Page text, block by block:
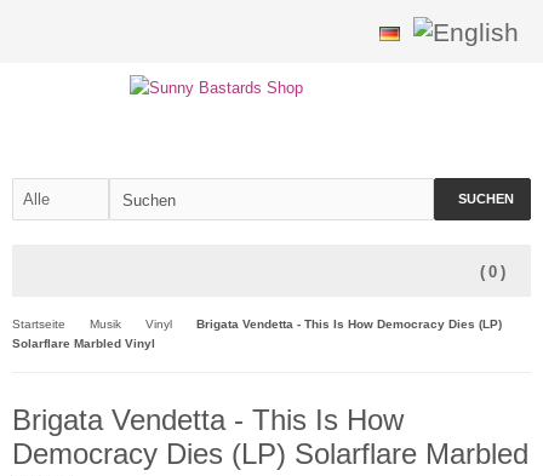
SUCHEN
( 0 )
Startseite Musik Vinyl
Brigata Vendetta - This Is How Democracy Dies (LP)
Solarflare Marbled Vinyl
Brigata Vendetta - This Is How
Democracy Dies (LP) Solarflare Marbled